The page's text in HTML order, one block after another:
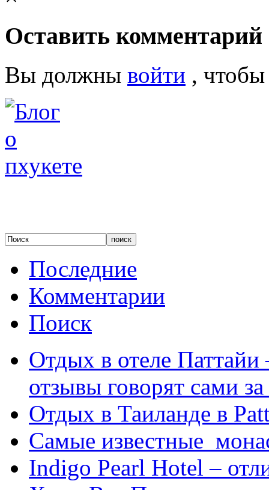
Оставить комментарий
Вы должны войти ,
Последние
Комментарии
Поиск
Отдых в отеле
отзывы говорят сами за
Отдых в Таиланде в
Самые известные
Indigo Pearl Hotel –